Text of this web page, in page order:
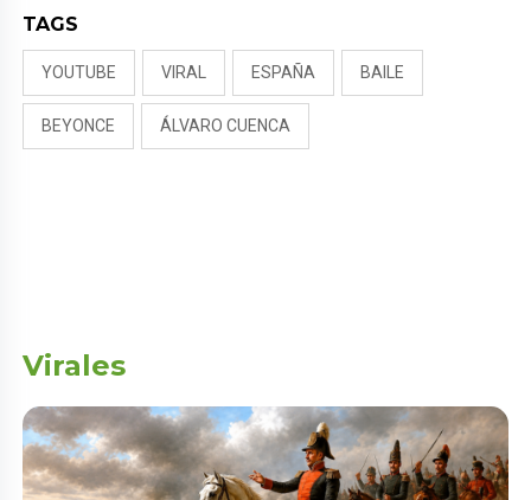
TAGS
YOUTUBE VIRAL ESPAÑA BAILE
BEYONCE ÁLVARO CUENCA
Virales